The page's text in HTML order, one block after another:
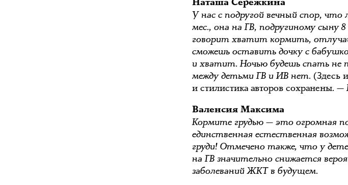
У нас с подругой вечный спор,
мес., она на ГВ, подругиному сыну
говорит хватит кормить,
сможешь оставить дочку с
и хватит. Ночью будешь спать не
между детьми ГВ и ИВ нет. (Здесь
и стилистика авторов сохранены. —
Валенсия Максима
Кормите грудью — это огромная
единственная естественная
груди! Отмечено также, что у
на ГВ значительно снижается
заболеваний ЖКТ в будущем.